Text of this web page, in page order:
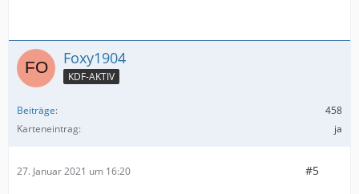
Foxy1904
KDF-AKTIV
Beiträge
458
Karteneintrag
ja
27. Januar 2021 um 16:20 #5